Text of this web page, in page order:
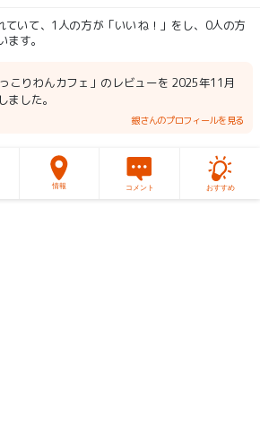
ていて、1人の方が「いいね！」をし、0人の方
す。
こりわんカフェ」のレビューを 2025年11月
ました。
銀さんのプロフィールを見る
情報 コメント おすすめ